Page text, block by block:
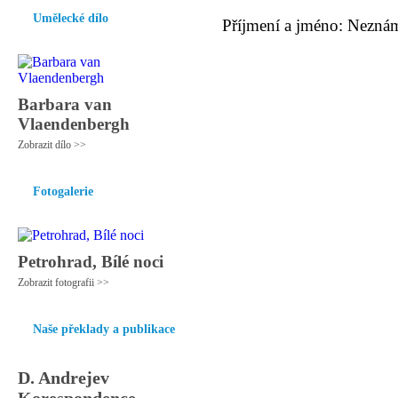
Umělecké dílo
Barbara van
Vlaendenbergh
Zobrazit dílo >>
Fotogalerie
Petrohrad, Bílé noci
Zobrazit fotografii >>
Naše překlady a publikace
D. Andrejev
Příjmení a jméno: